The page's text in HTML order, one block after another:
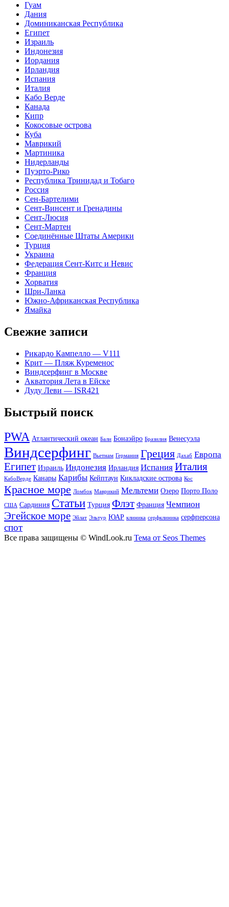
Гуам
Дания
Доминиканская Республика
Египет
Израиль
Индонезия
Иордания
Ирландия
Испания
Италия
Кабо Верде
Канада
Кипр
Кокосовые острова
Куба
Маврикий
Мартиника
Нидерланды
Пуэрто-Рико
Республика Тринидад и Тобаго
Россия
Сен-Бартелими
Сент-Винсент и Гренадины
Сент-Люсия
Сент-Мартен
Соединённые Штаты Америки
Турция
Украина
Федерация Сент-Китс и Невис
Франция
Хорватия
Шри-Ланка
Южно-Африканская Республика
Ямайка
Свежие записи
Рикардо Кампелло — V111
Крит — Пляж Куременос
Виндсерфинг в Москве
Акватория Лета в Ейске
Дуду Леви — ISR421
Быстрый поиск
PWA Атлантический океан Бали Бонаэйро Бразилия Венесуэла
Виндсерфинг Вьетнам Германия Греция Дахаб Европа
Египет Израиль Индонезия Ирландия Испания Италия
КабоВерде Канары Карибы Кейптаун Кикладские острова Кос
Красное море Ломбок Маврикий Мельтеми Озеро Порто Поло
США Сардиния Статьи Турция Флэт Франция Чемпион
Эгейское море Эйлат Эльтур ЮАР клиника серфклиника серфперсона
спот
Все права защищены © WindLook.ru Тема от Seos Themes